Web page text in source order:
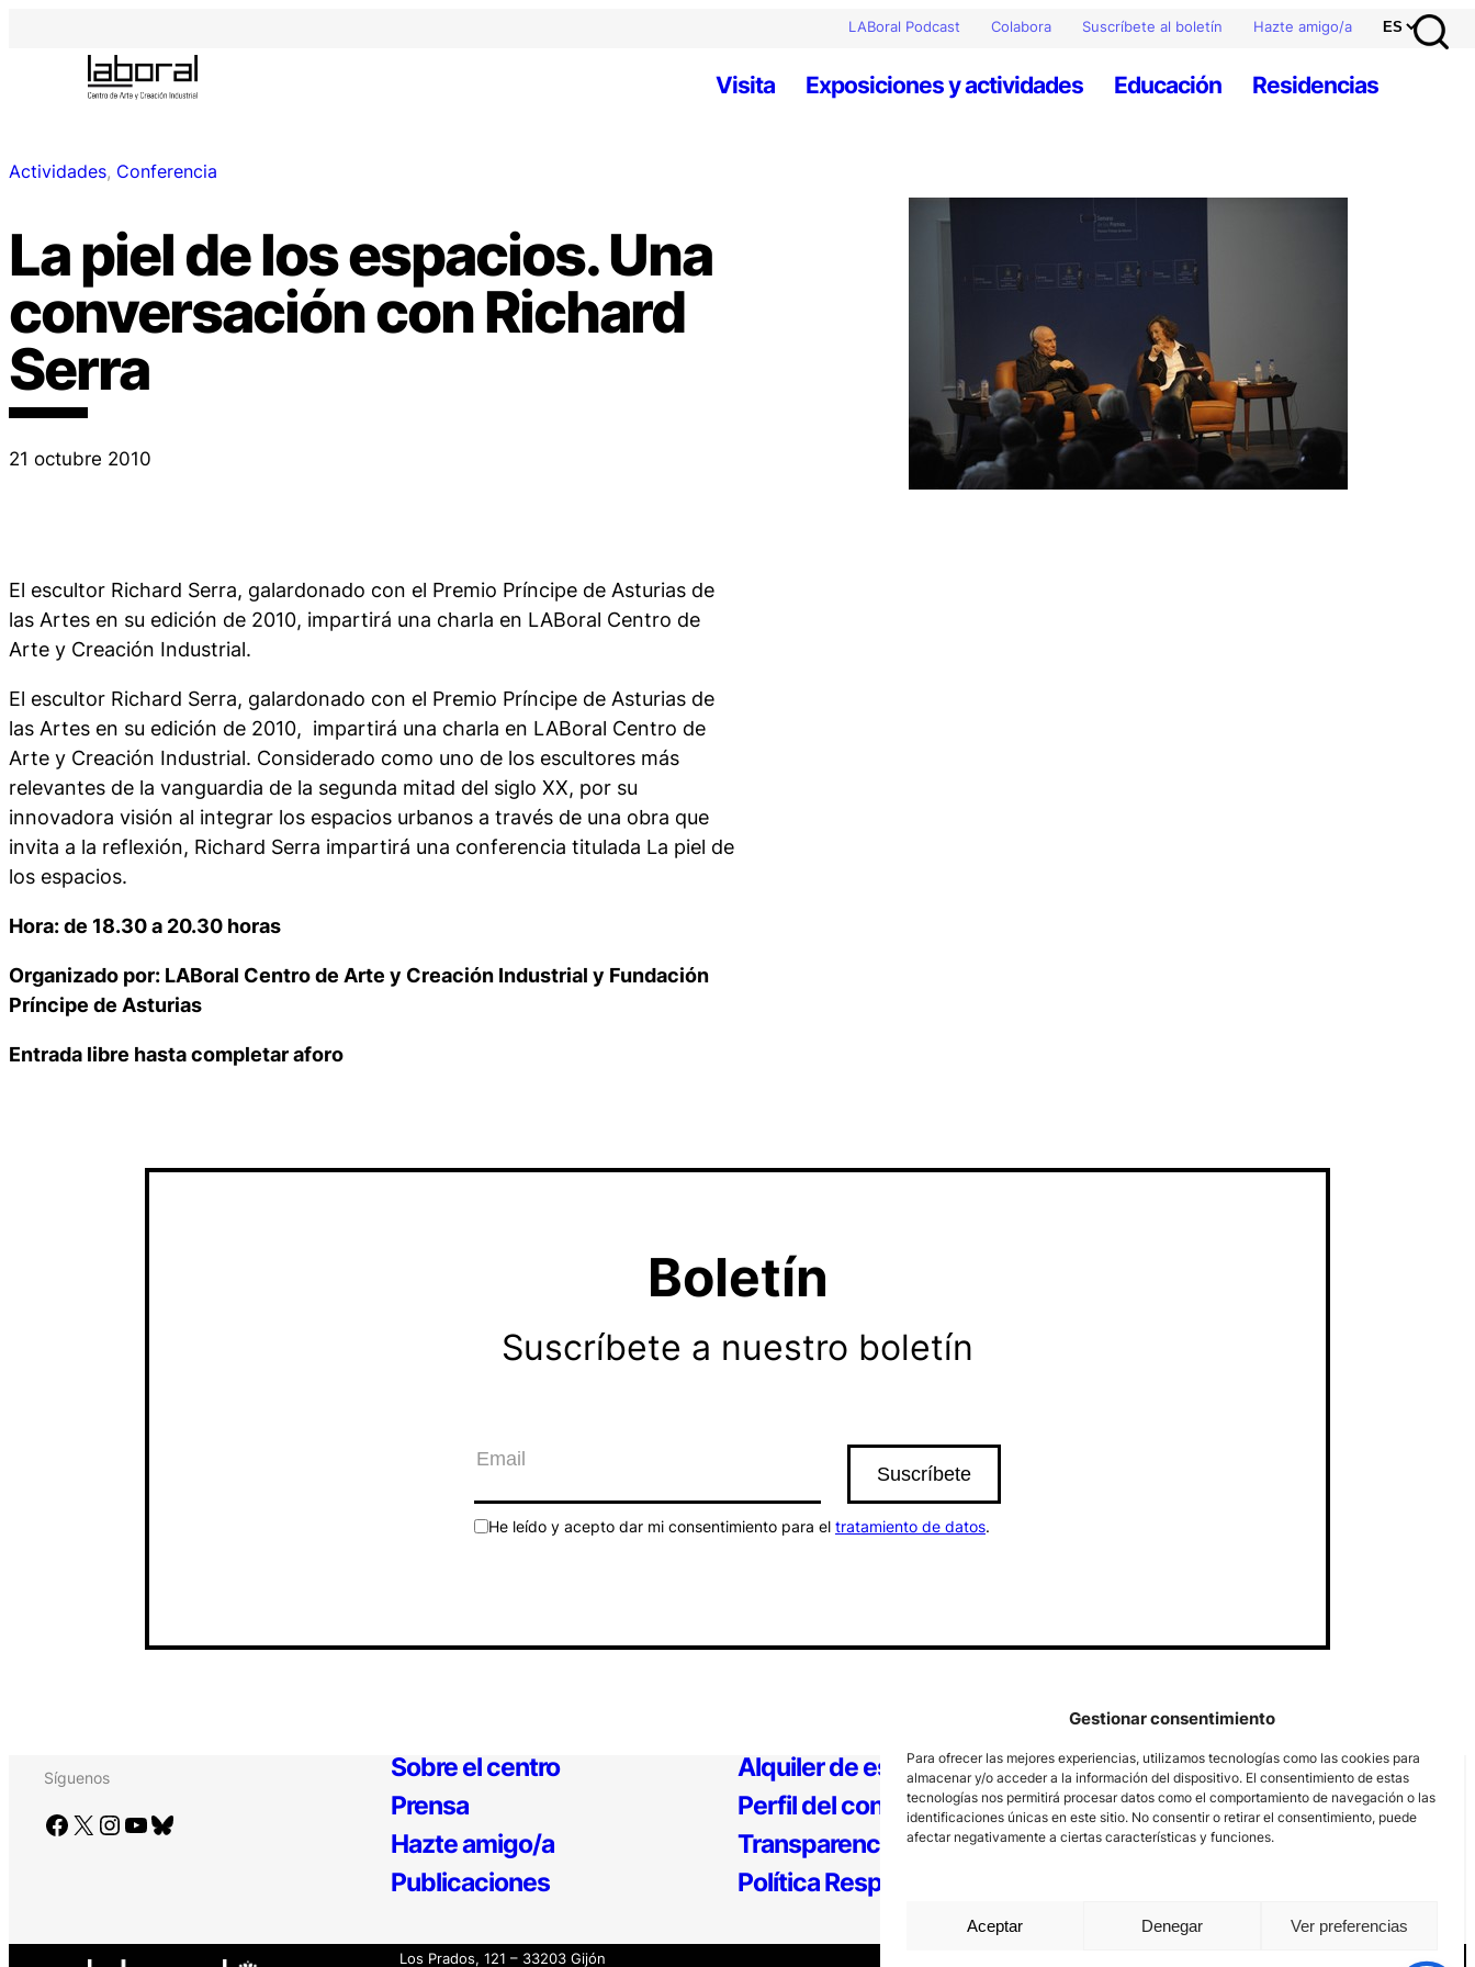
Gestionar consentimiento
Para ofrecer las mejores experiencias, utilizamos tecnologías como las cookies para
almacenar y/o acceder a la información del dispositivo. El consentimiento de estas
tecnologías nos permitirá procesar datos como el comportamiento de navegación o las
identificaciones únicas en este sitio. No consentir o retirar el consentimiento, puede
afectar negativamente a ciertas características y funciones.
Aceptar Denegar Ver preferencias
LABoral Podcast Colabora Suscríbete al boletín Hazte amigo/a
Visita Exposiciones y actividades Educación Residencias
Actividades, Conferencia
La piel de los espacios. Una
conversación con Richard
Serra
21 octubre 2010
El escultor Richard Serra, galardonado con el Premio Príncipe de Asturias de
las Artes en su edición de 2010, impartirá una charla en LABoral Centro de
Arte y Creación Industrial.
El escultor Richard Serra, galardonado con el Premio Príncipe de Asturias de
las Artes en su edición de 2010, impartirá una charla en LABoral Centro de
Arte y Creación Industrial. Considerado como uno de los escultores más
relevantes de la vanguardia de la segunda mitad del siglo XX, por su
innovadora visión al integrar los espacios urbanos a través de una obra que
invita a la reflexión, Richard Serra impartirá una conferencia titulada La piel de
los espacios.
Hora: de 18.30 a 20.30 horas
Organizado por: LABoral Centro de Arte y Creación Industrial y Fundación
Príncipe de Asturias
Entrada libre hasta completar aforo
Boletín
Suscríbete a nuestro boletín
He leído y acepto dar mi consentimiento para el tratamiento de datos.
Síguenos
Facebook X Instagram YouTube Bluesky
Sobre el centro
Prensa
Hazte amigo/a
Publicaciones
Alquiler de espacios
Perfil del contratante
Transparencia
Política Responsable
Los Prados, 121 – 33203 Gijón